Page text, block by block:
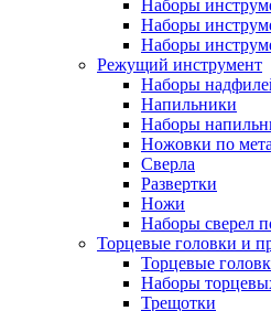
Наборы
Наборы
Наборы
Режущий инструмент
Наборы
Напильники
Наборы
Ножовки по
Сверла
Развертки
Ножи
Наборы сверел
Торцевые головки и
Торцевые
Наборы
Трещотки